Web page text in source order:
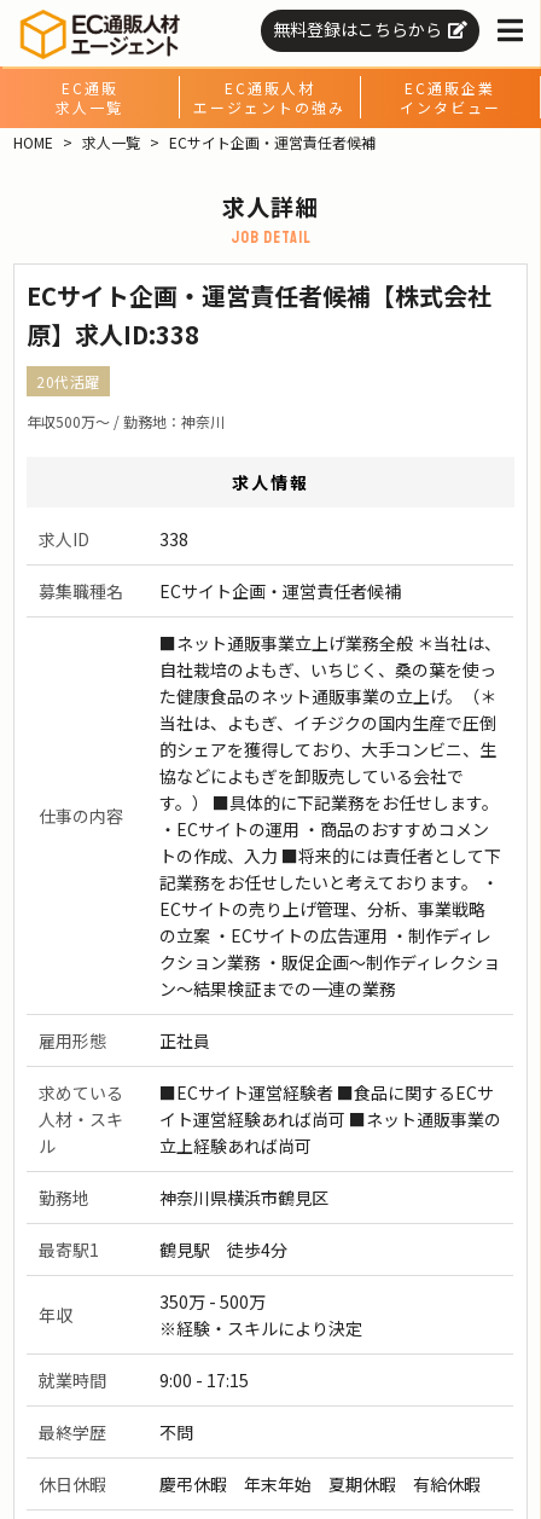
無料登録はこちらから
EC通販
求人一覧
EC通販人材
エージェントの強み
EC通販企業
インタビュー
HOME
求人一覧 ECサイト企画・運営責任者候補
求人詳細
job detail
ECサイト企画・運営責任者候補【株式会社
原】求人ID:338
20代活躍
年収500万〜 / 勤務地：神奈川
求人情報
求人ID 338
募集職種名 ECサイト企画・運営責任者候補
仕事の内容
■ネット通販事業立上げ業務全般 ＊当社は、
自社栽培のよもぎ、いちじく、桑の葉を使っ
た健康食品のネット通販事業の立上げ。（＊
当社は、よもぎ、イチジクの国内生産で圧倒
的シェアを獲得しており、大手コンビニ、生
協などによもぎを卸販売している会社で
す。） ■具体的に下記業務をお任せします。
・ECサイトの運用 ・商品のおすすめコメン
トの作成、入力 ■将来的には責任者として下
記業務をお任せしたいと考えております。 ・
ECサイトの売り上げ管理、分析、事業戦略
の立案 ・ECサイトの広告運用 ・制作ディレ
クション業務 ・販促企画〜制作ディレクショ
ン〜結果検証までの一連の業務
雇用形態 正社員
求めている
人材・スキ
ル
■ECサイト運営経験者 ■食品に関するECサ
イト運営経験あれば尚可 ■ネット通販事業の
立上経験あれば尚可
勤務地 神奈川県横浜市鶴見区
最寄駅1 鶴見駅 徒歩4分
年収
350万 - 500万
※経験・スキルにより決定
就業時間 9:00 - 17:15
最終学歴 不問
休日休暇 慶弔休暇 年末年始 夏期休暇 有給休暇